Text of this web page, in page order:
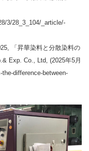
3/28_3_104/_article/-
「昇華染料と分散染料の
Exp. Co., Ltd, (2025年5月
difference-between-